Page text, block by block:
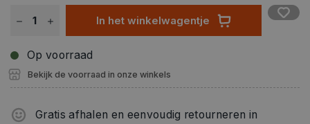
In het winkelwagentje
Op voorraad
Bekijk de voorraad in onze winkels
Gratis afhalen en eenvoudig retourneren in